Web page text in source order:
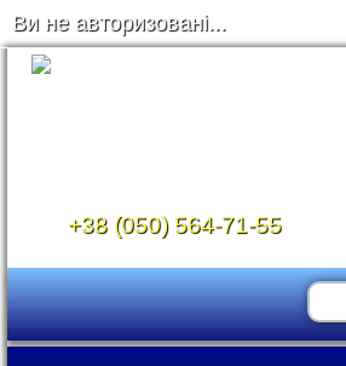
Ви не авторизовані...
+38 (050) 564-71-55